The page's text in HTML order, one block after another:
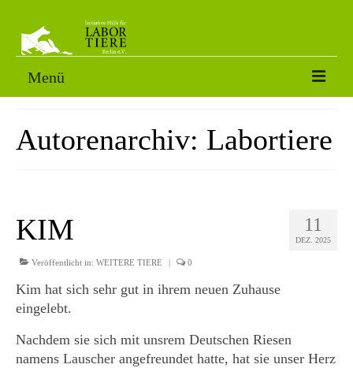
Menü
SORGENFÄLLE
AKTUELLES
NACH DEM LABOR
ÜBER UNS
HELFEN
Autorenarchiv: Labortiere
11
DEZ. 2025
KIM
Veröffentlicht in: WEITERE TIERE | 0
Kim hat sich sehr gut in ihrem neuen Zuhause
eingelebt.
Nachdem sie sich mit unsrem Deutschen Riesen
namens Lauscher angefreundet hatte, hat sie unser Herz